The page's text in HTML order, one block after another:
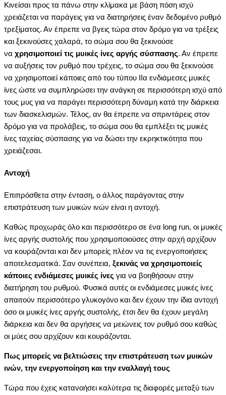
Κινείσαι προς τα πάνω στην κλίμακα με βάση πόση ισχύ
χρειάζεται να παράγεις για να διατηρήσεις έναν δεδομένο ρυθμό
τρεξίματος. Αν έπρεπε να βγεις τώρα στον δρόμο για να τρέξεις
και ξεκινούσες χαλαρά, το σώμα σου θα ξεκινούσε
να χρησιμοποιεί τις μυικές ίνες αργής σύσπασης. Αν έπρεπε
να αυξήσεις τον ρυθμό που τρέχεις, το σώμα σου θα ξεκινούσε
να χρησιμοποιεί κάποιες από του τύπου ΙΙα ενδιάμεσες μυικές
ίνες ώστε να συμπληρώσει την ανάγκη σε περισσότερη ισχύ από
τους μυς για να παράγει περισσότερη δύναμη κατά την διάρκεια
των διασκελισμών. Τέλος, αν θα έπρεπε να σπριντάρεις στον
δρόμο για να προλάβεις, το σώμα σου θα εμπλέξει τις μυικές
ίνες ταχείας σύσπασης για να δώσει την εκρηκτικότητα που
χρειάζεσαι.
Αντοχή
Επιπρόσθετα στην ένταση, ο άλλος παράγοντας στην
επιστράτευση των μυικών ινών είναι η αντοχή.
Καθώς προχωράς όλο και περισσότερο σε ένα long run, οι μυικές
ίνες αργής συστολής που χρησιμοποιούσες στην αρχή αρχίζουν
να κουράζονται και δεν μπορείς πλέον να τις ενεργοποιήσεις
αποτελεσματικά. Σαν συνέπεια, ξεκινάς να χρησιμοποιείς
κάποιες ενδιάμεσες μυικές ίνες για να βοηθήσουν στην
διατήρηση του ρυθμού. Φυσικά αυτές οι ενδιάμεσες μυικές ίνες
απαιτούν περισσότερο γλυκογόνο και δεν έχουν την ίδια αντοχή
όσο οι μυικές ίνες αργής συστολής, έτσι δεν θα έχουν μεγάλη
διάρκεια και δεν θα αργήσεις να μειώνεις τον ρυθμό σου καθώς
οι μύες σου αρχίζουν και κουράζονται.
Πως μπορείς να βελτιώσεις την επιστράτευση των μυικών
ινών, την ενεργοποίηση και την εναλλαγή τους
Τώρα που έχεις κατανοήσει καλύτερα τις διαφορές μεταξύ των